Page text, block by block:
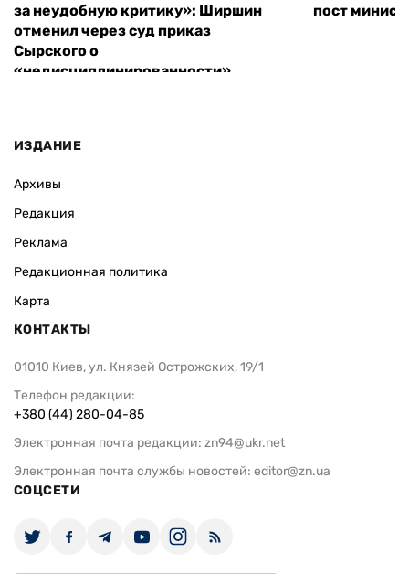
за неудобную критику»: Ширшин
отменил через суд приказ
Сырского о
«недисциплинированности»
пост
ИЗДАНИЕ
Архивы
Редакция
Реклама
Редакционная политика
Карта
КОНТАКТЫ
01010 Киев, ул. Князей Острожских, 19/1
Телефон редакции:
+380 (44) 280-04-85
Электронная почта редакции: zn94@ukr.net
Электронная почта службы новостей: editor@zn.ua
СОЦСЕТИ